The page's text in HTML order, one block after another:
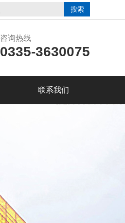
咨询热线
0335-3630075
联系我们